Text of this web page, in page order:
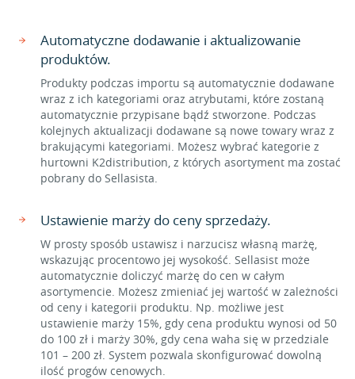
Automatyczne dodawanie i aktualizowanie
produktów.
Produkty podczas importu są automatycznie dodawane
wraz z ich kategoriami oraz atrybutami, które zostaną
automatycznie przypisane bądź stworzone. Podczas
kolejnych aktualizacji dodawane są nowe towary wraz z
brakującymi kategoriami. Możesz wybrać kategorie z
hurtowni K2distribution, z których asortyment ma zostać
pobrany do Sellasista.
Ustawienie marży do ceny sprzedaży.
W prosty sposób ustawisz i narzucisz własną marżę,
wskazując procentowo jej wysokość. Sellasist może
automatycznie doliczyć marżę do cen w całym
asortymencie. Możesz zmieniać jej wartość w zależności
od ceny i kategorii produktu. Np. możliwe jest
ustawienie marży 15%, gdy cena produktu wynosi od 50
do 100 zł i marży 30%, gdy cena waha się w przedziale
101 – 200 zł. System pozwala skonfigurować dowolną
ilość progów cenowych.